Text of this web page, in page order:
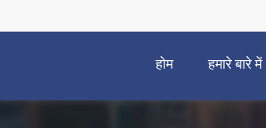
होम हमारे बारे में